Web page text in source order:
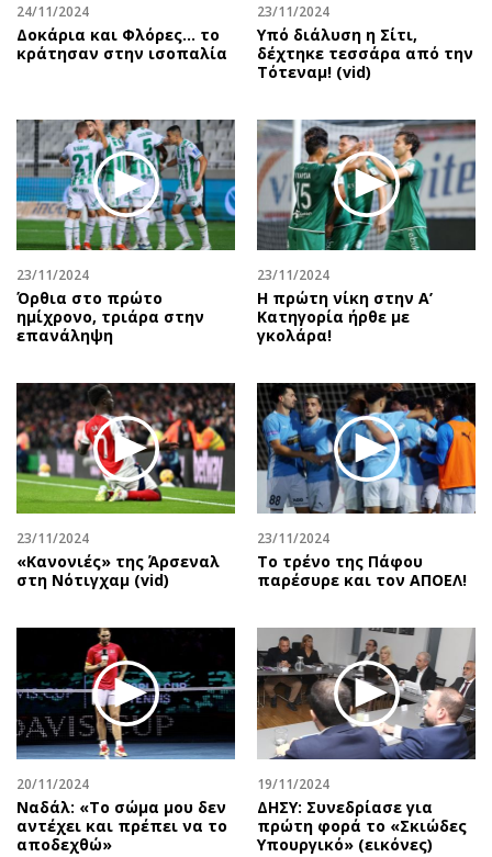
AstroBank Properties
Trends
Ναυτιλία
Περιβάλλον
Ελλάδα
Κόσμος
Παράξενα
Πολιτισμός
Σινεμά
Θέατρο-Χορός
Εικαστικά
Βιβλίο
Χειρόγραφα
Περιβάλλον
Good Life
Γυναίκα
Showbiz
Ταξίδια
Συνταγές
Έξοδος
Media
Εκπομπές
Wine routes
Podcasts
Προσφορές
Προσωπικότητες στην ''Κ''
Επιστολές
24/11/2024
Δοκάρια και Φλόρες… το
κράτησαν στην ισοπαλία
23/11/2024
Υπό διάλυση η Σίτι,
δέχτηκε τεσσάρα από την
Τότεναμ! (vid)
23/11/2024
Όρθια στο πρώτο
ημίχρονο, τριάρα στην
επανάληψη
23/11/2024
Η πρώτη νίκη στην Α’
Κατηγορία ήρθε με
γκολάρα!
23/11/2024
«Κανονιές» της Άρσεναλ
στη Νότιγχαμ (vid)
23/11/2024
Το τρένο της Πάφου
παρέσυρε και τον ΑΠΟΕΛ!
20/11/2024
Ναδάλ: «Το σώμα μου δεν
αντέχει και πρέπει να το
αποδεχθώ»
19/11/2024
ΔΗΣΥ: Συνεδρίασε για
πρώτη φορά το «Σκιώδες
Υπουργικό» (εικόνες)